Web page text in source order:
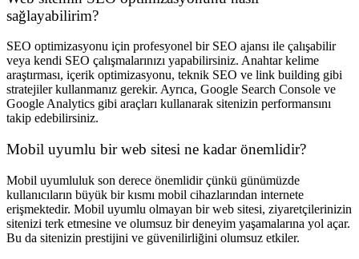
sağlayabilirim?
SEO optimizasyonu için profesyonel bir SEO ajansı ile çalışabilir
veya kendi SEO çalışmalarınızı yapabilirsiniz. Anahtar kelime
araştırması, içerik optimizasyonu, teknik SEO ve link building gibi
stratejiler kullanmanız gerekir. Ayrıca, Google Search Console ve
Google Analytics gibi araçları kullanarak sitenizin performansını
takip edebilirsiniz.
Mobil uyumlu bir web sitesi ne kadar önemlidir?
Mobil uyumluluk son derece önemlidir çünkü günümüzde
kullanıcıların büyük bir kısmı mobil cihazlarından internete
erişmektedir. Mobil uyumlu olmayan bir web sitesi, ziyaretçilerinizin
sitenizi terk etmesine ve olumsuz bir deneyim yaşamalarına yol açar.
Bu da sitenizin prestijini ve güvenilirliğini olumsuz etkiler.